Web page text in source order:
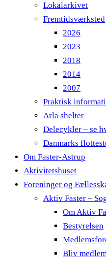
Lokalarkivet
Fremtidsværksted
2026
2023
2018
2014
2007
Praktisk
Arla shelter
Delecykler – se
Danmarks
Om Faster-Astrup
Aktivitetshuset
Foreninger og
Aktiv Faster –
Om Aktiv
Bestyrelsen
Bliv